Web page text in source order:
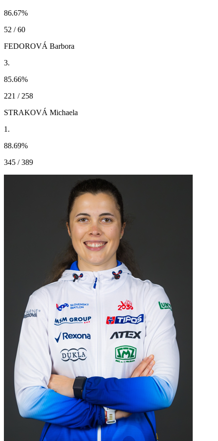
86.67%
52 / 60
FEDOROVÁ Barbora
3.
85.66%
221 / 258
STRAKOVÁ Michaela
1.
88.69%
345 / 389